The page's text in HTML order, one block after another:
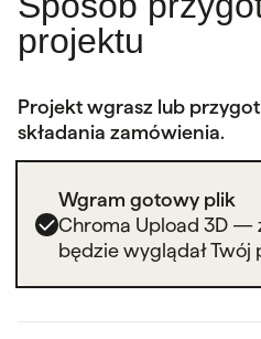
projektu
Projekt wgrasz lub
składania zamówienia.
Wgram gotowy plik
Chroma Upload 3D —
będzie wyglądał Twój